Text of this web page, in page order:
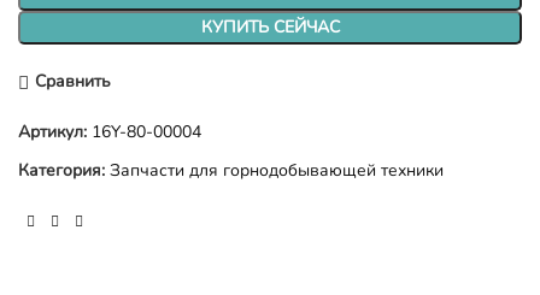
КУПИТЬ СЕЙЧАС
Сравнить
Артикул: 16Y-80-00004
Категория: Запчасти для горнодобывающей техники